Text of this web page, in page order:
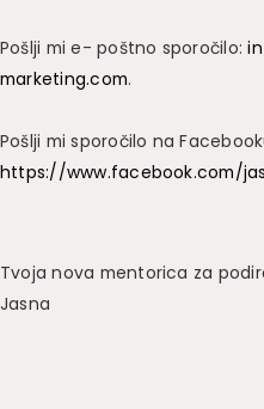
Pošlji mi e- poštno sporočilo:
marketing.com.
Pošlji mi sporočilo na
https://www.facebook.com/
Tvoja nova mentorica za
Jasna